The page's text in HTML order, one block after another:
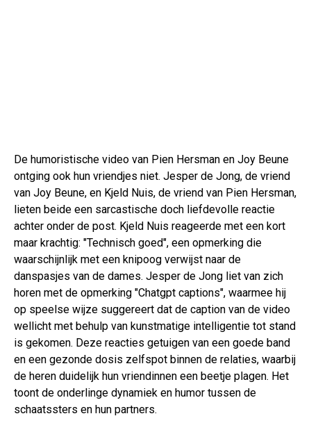
De humoristische video van Pien Hersman en Joy Beune
ontging ook hun vriendjes niet. Jesper de Jong, de vriend
van Joy Beune, en Kjeld Nuis, de vriend van Pien Hersman,
lieten beide een sarcastische doch liefdevolle reactie
achter onder de post. Kjeld Nuis reageerde met een kort
maar krachtig: "Technisch goed", een opmerking die
waarschijnlijk met een knipoog verwijst naar de
danspasjes van de dames. Jesper de Jong liet van zich
horen met de opmerking "Chatgpt captions", waarmee hij
op speelse wijze suggereert dat de caption van de video
wellicht met behulp van kunstmatige intelligentie tot stand
is gekomen. Deze reacties getuigen van een goede band
en een gezonde dosis zelfspot binnen de relaties, waarbij
de heren duidelijk hun vriendinnen een beetje plagen. Het
toont de onderlinge dynamiek en humor tussen de
schaatssters en hun partners.